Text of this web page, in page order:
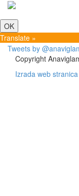
OK
Translate »
Tweets by
Copyright
Izrada web stranica